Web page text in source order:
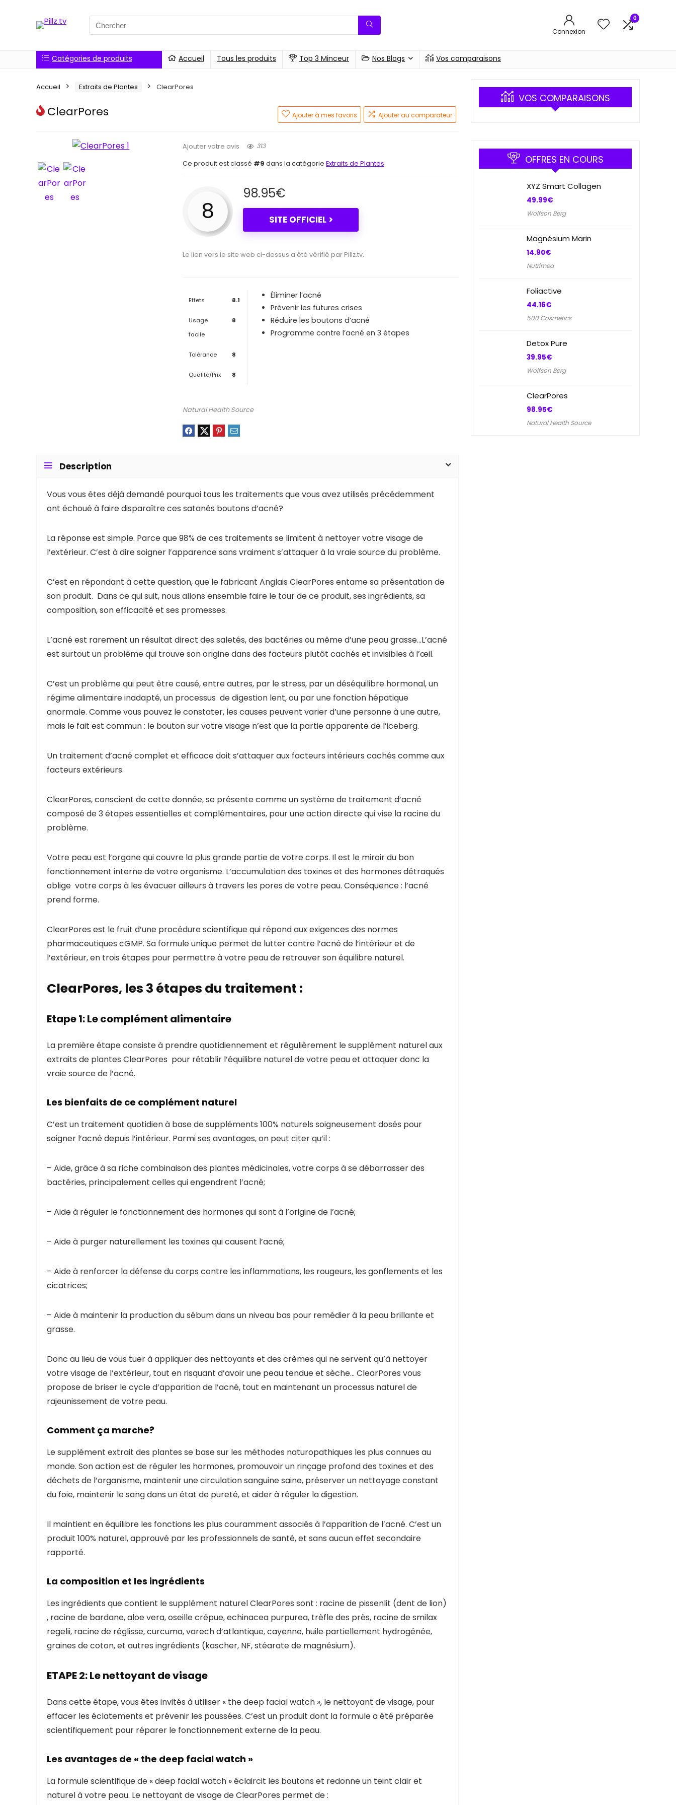
Connexion
0
Catégories de produits Accueil Tous les produits Top 3 Minceur Nos Blogs Vos comparaisons
Accueil Extraits de Plantes ClearPores
ClearPores Ajouter à mes favoris Ajouter au comparateur
Ajouter votre avis 313
Ce produit est classé #9 dans la catégorieExtraits de Plantes
8
98.95€
SITE OFFICIEL >
Le lien vers le site web ci-dessus a été vérifié par Pillz.tv.
Effets 8.1
Usage
facile
8
Tolérance 8
Qualité/Prix 8
Éliminer l’acné
Prévenir les futures crises
Réduire les boutons d’acné
Programme contre l’acné en 3 étapes
Natural Health Source
Description
Vous vous êtes déjà demandé pourquoi tous les traitements que vous avez utilisés précédemment
ont échoué à faire disparaître ces satanés boutons d’acné?
La réponse est simple. Parce que 98% de ces traitements se limitent à nettoyer votre visage de
l’extérieur. C’est à dire soigner l’apparence sans vraiment s’attaquer à la vraie source du problème.
C’est en répondant à cette question, que le fabricant Anglais ClearPores entame sa présentation de
son produit. Dans ce qui suit, nous allons ensemble faire le tour de ce produit, ses ingrédients, sa
composition, son efficacité et ses promesses.
L’acné est rarement un résultat direct des saletés, des bactéries ou même d’une peau grasse…L’acné
est surtout un problème qui trouve son origine dans des facteurs plutôt cachés et invisibles à l’œil.
C’est un problème qui peut être causé, entre autres, par le stress, par un déséquilibre hormonal, un
régime alimentaire inadapté, un processus de digestion lent, ou par une fonction hépatique
anormale. Comme vous pouvez le constater, les causes peuvent varier d’une personne à une autre,
mais le fait est commun : le bouton sur votre visage n’est que la partie apparente de l’iceberg.
Un traitement d’acné complet et efficace doit s’attaquer aux facteurs intérieurs cachés comme aux
facteurs extérieurs.
ClearPores, conscient de cette donnée, se présente comme un système de traitement d’acné
composé de 3 étapes essentielles et complémentaires, pour une action directe qui vise la racine du
problème.
Votre peau est l’organe qui couvre la plus grande partie de votre corps. Il est le miroir du bon
fonctionnement interne de votre organisme. L’accumulation des toxines et des hormones détraqués
oblige votre corps à les évacuer ailleurs à travers les pores de votre peau. Conséquence : l’acné
prend forme.
ClearPores est le fruit d’une procédure scientifique qui répond aux exigences des normes
pharmaceutiques cGMP. Sa formule unique permet de lutter contre l’acné de l’intérieur et de
l’extérieur, en trois étapes pour permettre à votre peau de retrouver son équilibre naturel.
ClearPores, les 3 étapes du traitement :
Etape 1: Le complément alimentaire
La première étape consiste à prendre quotidiennement et régulièrement le supplément naturel aux
extraits de plantes ClearPores pour rétablir l’équilibre naturel de votre peau et attaquer donc la
vraie source de l’acné.
Les bienfaits de ce complément naturel
C’est un traitement quotidien à base de suppléments 100% naturels soigneusement dosés pour
soigner l’acné depuis l’intérieur. Parmi ses avantages, on peut citer qu’il :
– Aide, grâce à sa riche combinaison des plantes médicinales, votre corps à se débarrasser des
bactéries, principalement celles qui engendrent l’acné;
– Aide à réguler le fonctionnement des hormones qui sont à l’origine de l’acné;
– Aide à purger naturellement les toxines qui causent l’acné;
– Aide à renforcer la défense du corps contre les inflammations, les rougeurs, les gonflements et les
cicatrices;
– Aide à maintenir la production du sébum dans un niveau bas pour remédier à la peau brillante et
grasse.
Donc au lieu de vous tuer à appliquer des nettoyants et des crèmes qui ne servent qu’à nettoyer
votre visage de l’extérieur, tout en risquant d’avoir une peau tendue et sèche… ClearPores vous
propose de briser le cycle d’apparition de l’acné, tout en maintenant un processus naturel de
rajeunissement de votre peau.
Comment ça marche?
Le supplément extrait des plantes se base sur les méthodes naturopathiques les plus connues au
monde. Son action est de réguler les hormones, promouvoir un rinçage profond des toxines et des
déchets de l’organisme, maintenir une circulation sanguine saine, préserver un nettoyage constant
du foie, maintenir le sang dans un état de pureté, et aider à réguler la digestion.
Il maintient en équilibre les fonctions les plus couramment associés à l’apparition de l’acné. C’est un
produit 100% naturel, approuvé par les professionnels de santé, et sans aucun effet secondaire
rapporté.
La composition et les ingrédients
Les ingrédients que contient le supplément naturel ClearPores sont : racine de pissenlit (dent de lion)
, racine de bardane, aloe vera, oseille crépue, echinacea purpurea, trèfle des près, racine de smilax
regelii, racine de réglisse, curcuma, varech d’atlantique, cayenne, huile partiellement hydrogénée,
graines de coton, et autres ingrédients (kascher, NF, stéarate de magnésium).
ETAPE 2: Le nettoyant de visage
Dans cette étape, vous êtes invités à utiliser « the deep facial watch », le nettoyant de visage, pour
effacer les éclatements et prévenir les poussées. C’est un produit dont la formule a été préparée
scientifiquement pour réparer le fonctionnement externe de la peau.
Les avantages de « the deep facial watch »
La formule scientifique de « deep facial watch » éclaircit les boutons et redonne un teint clair et
naturel à votre peau. Le nettoyant de visage de ClearPores permet de :
VOS COMPARAISONS
OFFRES EN COURS
XYZ Smart Collagen
49.99€
Wolfson Berg
Magnésium Marin
14.90€
Nutrimea
Foliactive
44.16€
500 Cosmetics
Detox Pure
39.95€
Wolfson Berg
ClearPores
98.95€
Natural Health Source